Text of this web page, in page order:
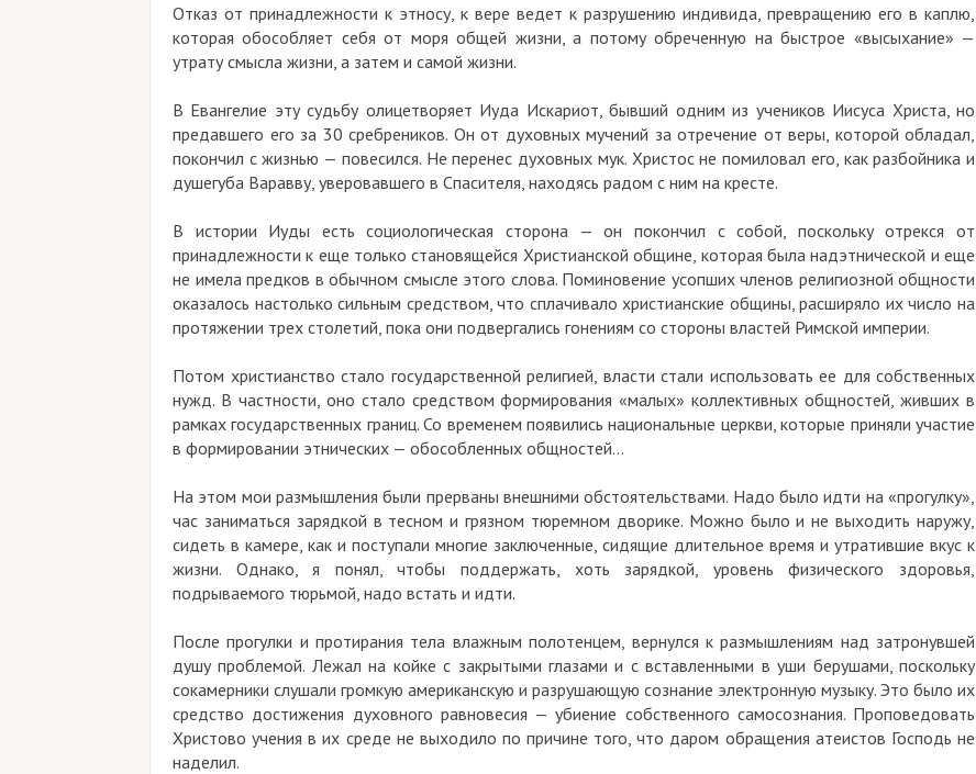
Отказ от принадлежности к этносу, к вере ведет к разрушению индивида, превращению его в каплю,
которая обособляет себя от моря общей жизни, а потому обреченную на быстрое «высыхание» —
утрату смысла жизни, а затем и самой жизни.
В Евангелие эту судьбу олицетворяет Иуда Искариот, бывший одним из учеников Иисуса Христа, но
предавшего его за 30 сребреников. Он от духовных мучений за отречение от веры, которой обладал,
покончил с жизнью — повесился. Не перенес духовных мук. Христос не помиловал его, как разбойника и
душегуба Варавву, уверовавшего в Спасителя, находясь радом с ним на кресте.
В истории Иуды есть социологическая сторона — он покончил с собой, поскольку отрекся от
принадлежности к еще только становящейся Христианской общине, которая была надэтнической и еще
не имела предков в обычном смысле этого слова. Поминовение усопших членов религиозной общности
оказалось настолько сильным средством, что сплачивало христианские общины, расширяло их число на
протяжении трех столетий, пока они подвергались гонениям со стороны властей Римской империи.
Потом христианство стало государственной религией, власти стали использовать ее для собственных
нужд. В частности, оно стало средством формирования «малых» коллективных общностей, живших в
рамках государственных границ. Со временем появились национальные церкви, которые приняли участие
в формировании этнических — обособленных общностей…
На этом мои размышления были прерваны внешними обстоятельствами. Надо было идти на «прогулку»,
час заниматься зарядкой в тесном и грязном тюремном дворике. Можно было и не выходить наружу,
сидеть в камере, как и поступали многие заключенные, сидящие длительное время и утратившие вкус к
жизни. Однако, я понял, чтобы поддержать, хоть зарядкой, уровень физического здоровья,
подрываемого тюрьмой, надо встать и идти.
После прогулки и протирания тела влажным полотенцем, вернулся к размышлениям над затронувшей
душу проблемой. Лежал на койке с закрытыми глазами и с вставленными в уши берушами, поскольку
сокамерники слушали громкую американскую и разрушающую сознание электронную музыку. Это было их
средство достижения духовного равновесия — убиение собственного самосознания. Проповедовать
Христово учения в их среде не выходило по причине того, что даром обращения атеистов Господь не
наделил.